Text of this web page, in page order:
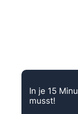
In je 15
musst!